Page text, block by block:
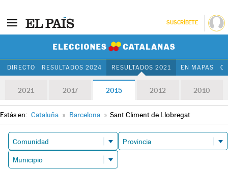
SUSCRÍBETE
DIRECTO RESULTADOS 2024 RESULTADOS 2021 EN MAPAS
2021 2017 2015 2012 2010
Estás en: Cataluña » Barcelona » Sant Climent de Llobregat